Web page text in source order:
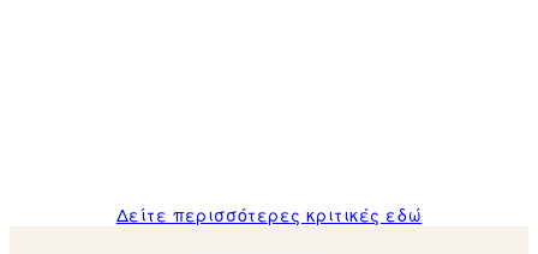
Δείτε περισσότερες κριτικές εδώ